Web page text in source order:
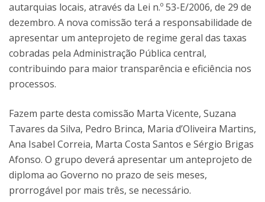
autarquias locais, através da Lei n.º 53-E/2006, de 29 de
dezembro. A nova comissão terá a responsabilidade de
apresentar um anteprojeto de regime geral das taxas
cobradas pela Administração Pública central,
contribuindo para maior transparência e eficiência nos
processos.
Fazem parte desta comissão Marta Vicente, Suzana
Tavares da Silva, Pedro Brinca, Maria d’Oliveira Martins,
Ana Isabel Correia, Marta Costa Santos e Sérgio Brigas
Afonso. O grupo deverá apresentar um anteprojeto de
diploma ao Governo no prazo de seis meses,
prorrogável por mais três, se necessário.